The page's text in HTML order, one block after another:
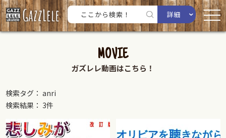
詳細
MOVIE
ガズレレ動画はこちら！
検索タグ： anri
検索結果： 3件